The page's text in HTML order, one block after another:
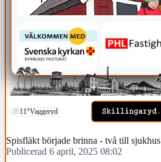
11°Vaggeryd
Spisfläkt började brinna - två till sjukhus
Publicerad 6 april, 2025 08:02